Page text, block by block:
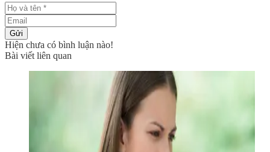
Gửi
Hiện chưa có bình luận nào!
Bài viết liên quan